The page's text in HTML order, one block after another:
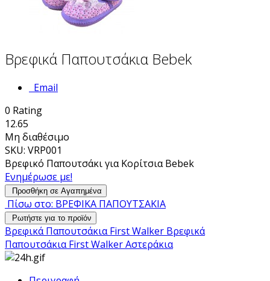
Βρεφικά Παπουτσάκια Bebek
Email
0 Rating
12.65
Μη διαθέσιμο
SKU: VRP001
Βρεφικό Παπουτσάκι για Κορίτσια Bebek
Ενημέρωσε με!
Προσθήκη σε Αγαπημένα
Πίσω στο: ΒΡΕΦΙΚΑ ΠΑΠΟΥΤΣΑΚΙΑ
Ρωτήστε για το προϊόν
Βρεφικά Παπουτσάκια First Walker Βρεφικά
Παπουτσάκια First Walker Αστεράκια